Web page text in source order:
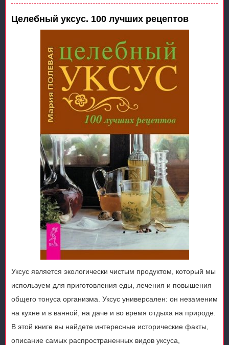
Целебный уксус. 100 лучших рецептов
Уксус является экологически чистым продуктом, который мы
используем для приготовления еды, лечения и повышения
общего тонуса организма. Уксус универсален: он незаменим
на кухне и в ванной, на даче и во время отдыха на природе.
В этой книге вы найдете интересные исторические факты,
описание самых распространенных видов уксуса,